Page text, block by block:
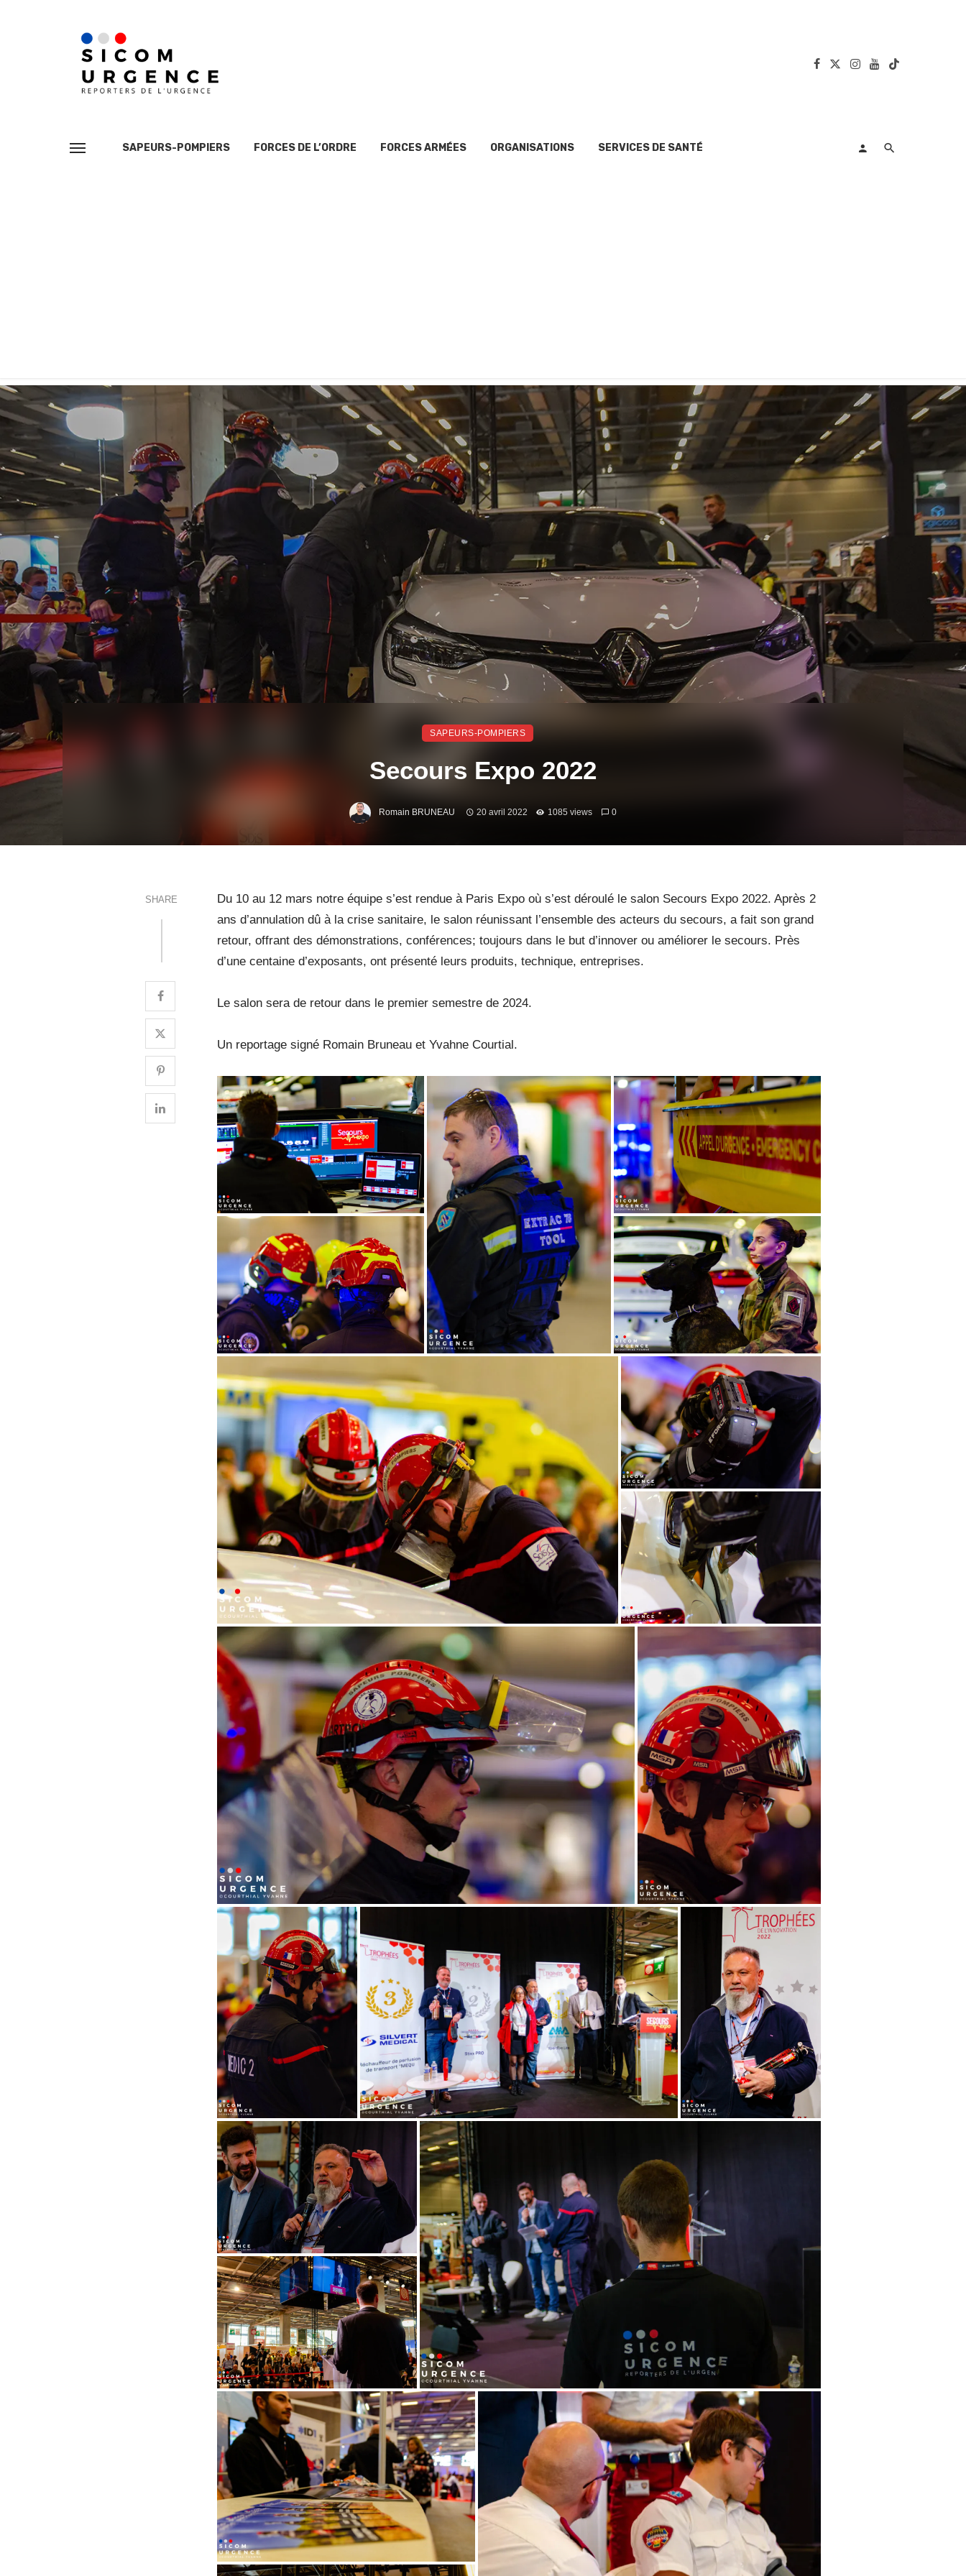
SAPEURS-POMPIERS FORCES DE L’ORDRE FORCES ARMÉES ORGANISATIONS SERVICES DE SANTÉ
SAPEURS-POMPIERS
Secours Expo 2022
Romain BRUNEAU 20 avril 2022 1085 views 0
SHARE
Du 10 au 12 mars notre équipe s’est rendue à Paris Expo où s’est déroulé le salon Secours Expo 2022. Après 2
ans d’annulation dû à la crise sanitaire, le salon réunissant l’ensemble des acteurs du secours, a fait son grand
retour, offrant des démonstrations, conférences; toujours dans le but d’innover ou améliorer le secours. Près
d’une centaine d’exposants, ont présenté leurs produits, technique, entreprises.
Le salon sera de retour dans le premier semestre de 2024.
Un reportage signé Romain Bruneau et Yvahne Courtial.